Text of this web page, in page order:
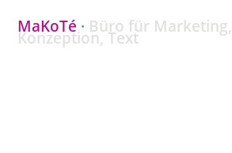
MaKoTé · Büro für Marketing,
Konzeption, Text